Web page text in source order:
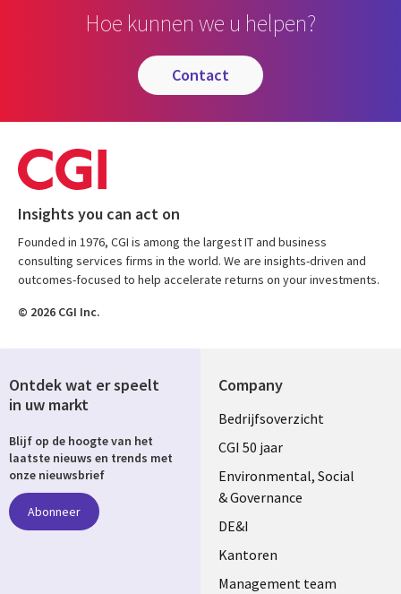
Hoe kunnen we u helpen?
contact
Insights you can act on
Founded in 1976, CGI is among the largest IT and business
consulting services firms in the world. We are insights-driven and
outcomes-focused to help accelerate returns on your investments.
© 2026 CGI Inc.
Company
Useful
links
NETHERLANDS
Bedrijfsoverzicht
CGI 50 jaar
Environmental, Social
& Governance
DE&I
Kantoren
Management team
Ontdek wat er speelt
in uw markt
Blijf op de hoogte van het
laatste nieuws en trends met
onze nieuwsbrief
Abonneer